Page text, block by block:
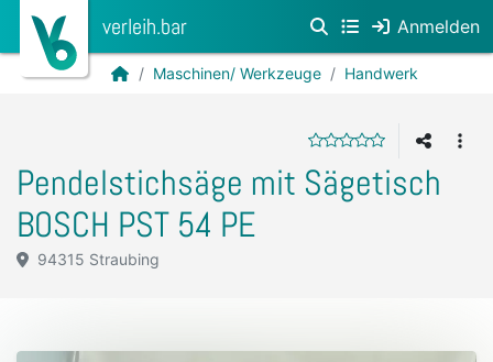
verleih.bar Anmelden
Maschinen/ Werkzeuge Handwerk
Pendelstichsäge mit Sägetisch
BOSCH PST 54 PE
94315 Straubing